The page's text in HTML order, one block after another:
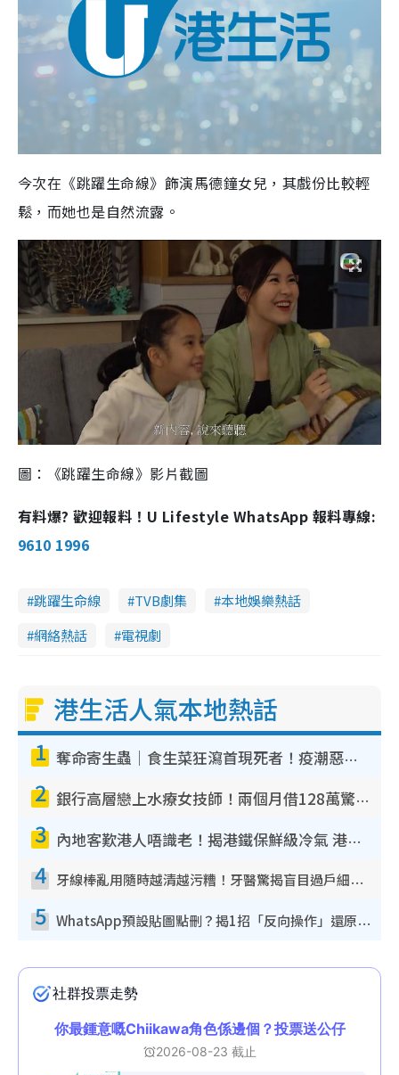
今次在《跳躍生命線》飾演馬德鐘女兒，其戲份比較輕
鬆，而她也是自然流露。
圖：《跳躍生命線》影片截圖
有料爆? 歡迎報料！U Lifestyle WhatsApp 報料專線:
9610 1996
跳躍生命線 TVB劇集
本地娛樂熱話
網絡熱話
電視劇
港生活人氣本地熱話
1 奪命寄生蟲｜食生菜狂瀉首現死者！疫潮惡化錄1.8萬宗病例 揭洗菜3大謬誤
2 銀行高層戀上水療女技師！兩個月借128萬驚覺「沉船」沉落火海 揭背後疑似邪教操控賣淫
3 內地客歎港人唔識老！揭港鐵保鮮級冷氣 港人求放過：咪投訴
4 牙線棒亂用隨時越清越污糟！牙醫驚揭盲目過戶細菌恐致蛀牙：呢種先係日常真保養
5 WhatsApp預設貼圖點刪？揭1招「反向操作」還原簡潔介面 附3步實測教學